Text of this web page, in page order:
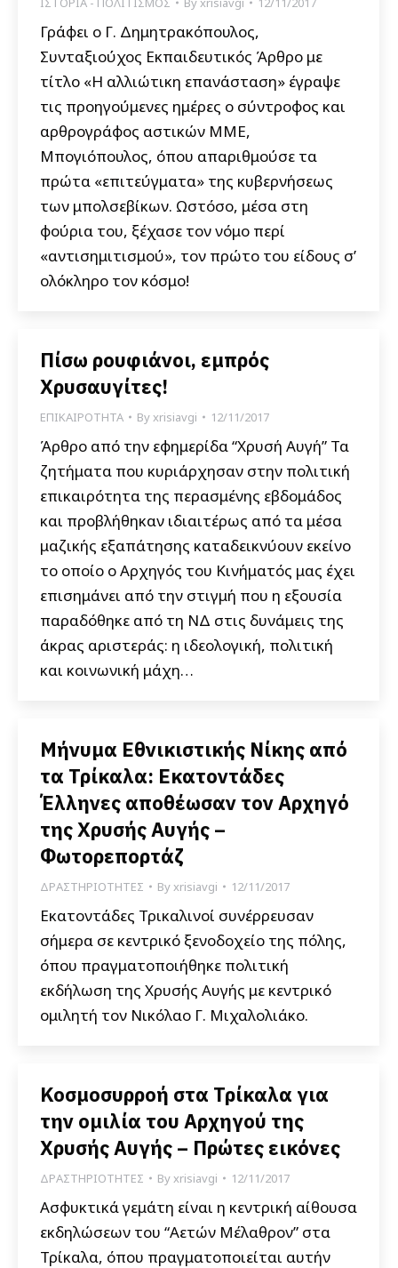
Γράφει ο Γ. Δημητρακόπουλος,
Συνταξιούχος Εκπαιδευτικός Άρθρο με
τίτλο «Η αλλιώτικη επανάσταση» έγραψε
τις προηγούμενες ημέρες ο σύντροφος και
αρθρογράφος αστικών ΜΜΕ,
Μπογιόπουλος, όπου απαριθμούσε τα
πρώτα «επιτεύγματα» της κυβερνήσεως
των μπολσεβίκων. Ωστόσο, μέσα στη
φούρια του, ξέχασε τον νόμο περί
«αντισημιτισμού», τον πρώτο του είδους σ’
ολόκληρο τον κόσμο!
Πίσω ρουφιάνοι, εμπρός
Χρυσαυγίτες!
ΕΠΙΚΑΙΡΟΤΗΤΑ Byxrisiavgi 12/11/2017
Άρθρο από την εφημερίδα “Χρυσή Αυγή” Τα
ζητήματα που κυριάρχησαν στην πολιτική
επικαιρότητα της περασμένης εβδομάδος
και προβλήθηκαν ιδιαιτέρως από τα μέσα
μαζικής εξαπάτησης καταδεικνύουν εκείνο
το οποίο ο Αρχηγός του Κινήματός μας έχει
επισημάνει από την στιγμή που η εξουσία
παραδόθηκε από τη ΝΔ στις δυνάμεις της
άκρας αριστεράς: η ιδεολογική, πολιτική
και κοινωνική μάχη…
Μήνυμα Εθνικιστικής Νίκης από
τα Τρίκαλα: Εκατοντάδες
Έλληνες αποθέωσαν τον Αρχηγό
της Χρυσής Αυγής –
Φωτορεπορτάζ
ΔΡΑΣΤΗΡΙΟΤΗΤΕΣ Byxrisiavgi 12/11/2017
Εκατοντάδες Τρικαλινοί συνέρρευσαν
σήμερα σε κεντρικό ξενοδοχείο της πόλης,
όπου πραγματοποιήθηκε πολιτική
εκδήλωση της Χρυσής Αυγής με κεντρικό
ομιλητή τον Νικόλαο Γ. Μιχαλολιάκο.
Κοσμοσυρροή στα Τρίκαλα για
την ομιλία του Αρχηγού της
Χρυσής Αυγής – Πρώτες εικόνες
ΔΡΑΣΤΗΡΙΟΤΗΤΕΣ Byxrisiavgi 12/11/2017
Ασφυκτικά γεμάτη είναι η κεντρική αίθουσα
εκδηλώσεων του “Αετών Μέλαθρον” στα
Τρίκαλα, όπου πραγματοποιείται αυτήν